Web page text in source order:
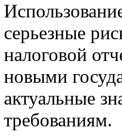
серьезные
налоговой
новыми
актуальные
требованиям.